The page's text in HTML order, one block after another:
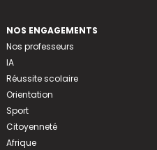
NOS ENGAGEMENTS
Nos professeurs
IA
Réussite scolaire
Orientation
Sport
Citoyenneté
Afrique